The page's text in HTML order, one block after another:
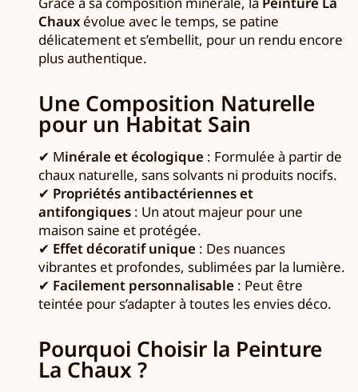
Chaux évolue avec le temps, se patine
délicatement et s’embellit, pour un rendu encore
plus authentique.
Une Composition Naturelle
pour un Habitat Sain
✔ Minérale et écologique : Formulée à partir de
chaux naturelle, sans solvants ni produits nocifs.
✔ Propriétés antibactériennes et
antifongiques : Un atout majeur pour une
maison saine et protégée.
✔ Effet décoratif unique : Des nuances
vibrantes et profondes, sublimées par la lumière.
✔ Facilement personnalisable : Peut être
teintée pour s’adapter à toutes les envies déco.
Pourquoi Choisir la Peinture
La Chaux ?